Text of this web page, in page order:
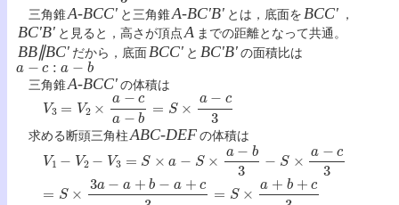
三角錐A-BCC' と三角錐A-BC'B' とは，底面を BCC' ，
BC'B' と見ると，高さが頂点A までの距離となって共通。
BB∥BC' だから，底面BCC' と BC'B'の面積比は
a−c:a−b
三角錐A-BCC'の体積は
V3 V2× −c a− b ×a 3
求める断頭三角柱ABC-DEFの体積は
V1 V2 3= a− b3 S× a−c
× −a+b −a+ c3= S×a + 3